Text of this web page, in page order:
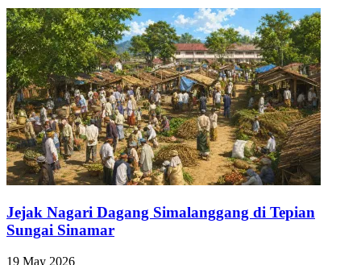
Jejak Nagari Dagang Simalanggang di Tepian
Sungai Sinamar
19 May 2026